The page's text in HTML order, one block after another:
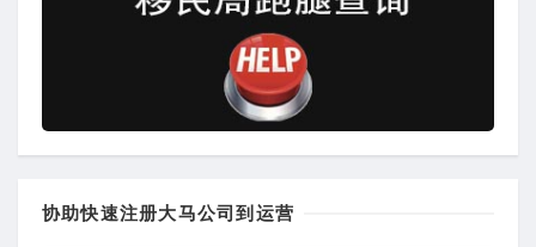
协助快速注册大马公司到运营